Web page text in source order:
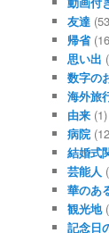
友達
帰省
思い出
数字の
海外旅
由来 (1)
病院
結婚式
芸能人
華のあ
観光地
記念日